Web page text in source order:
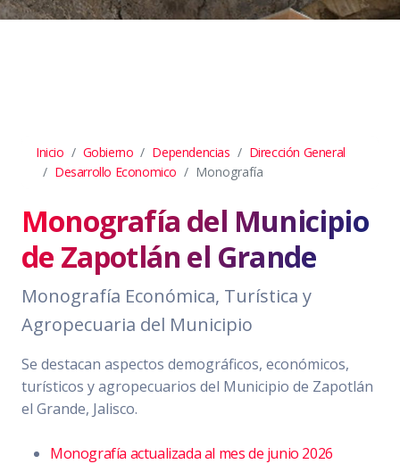
Inicio Gobierno Dependencias
Dirección General
Desarrollo Economico
Monografía
Monografía del Municipio
de Zapotlán el Grande
Monografía Económica, Turística y
Agropecuaria del Municipio
Se destacan aspectos demográficos, económicos,
turísticos y agropecuarios del Municipio de Zapotlán
el Grande, Jalisco.
Monografía actualizada al mes de junio 2026